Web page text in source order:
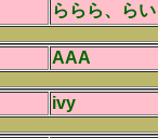
ららら、らい
AAA
ivy